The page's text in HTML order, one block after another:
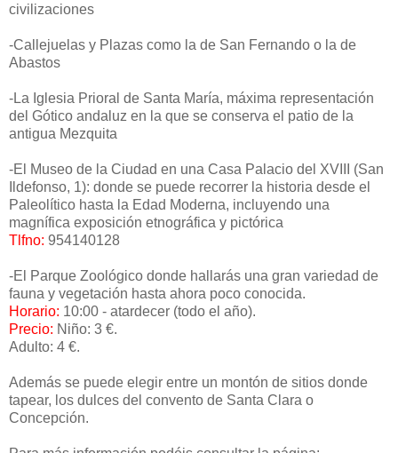
civilizaciones
-Callejuelas y Plazas como la de San Fernando o la de
Abastos
-La Iglesia Prioral de Santa María, máxima representación
del Gótico andaluz en la que se conserva el patio de la
antigua Mezquita
-El Museo de la Ciudad en una Casa Palacio del XVIII (San
Ildefonso, 1): donde se puede recorrer la historia desde el
Paleolítico hasta la Edad Moderna, incluyendo una
magnífica exposición etnográfica y pictórica
Tlfno: 954140128
-El Parque Zoológico donde hallarás una gran variedad de
fauna y vegetación hasta ahora poco conocida.
Horario: 10:00 - atardecer (todo el año).
Precio: Niño: 3 €.
Adulto: 4 €.
Además se puede elegir entre un montón de sitios donde
tapear, los dulces del convento de Santa Clara o
Concepción.